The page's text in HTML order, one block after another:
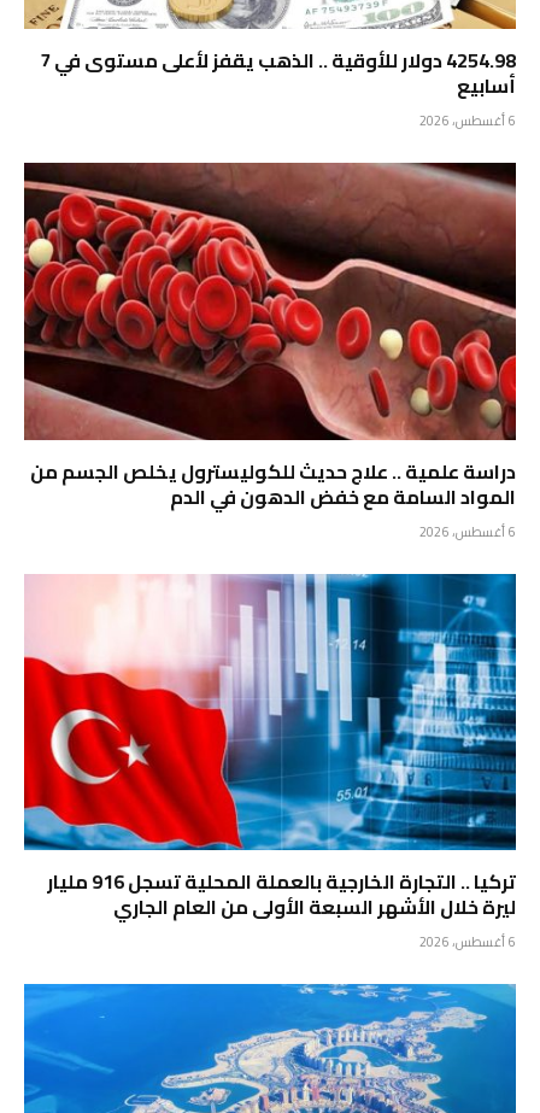
4254.98 دولار للأوقية .. الذهب يقفز لأعلى مستوى في 7
أسابيع
6 أغسطس، 2026
دراسة علمية .. علاج حديث للكوليسترول يخلص الجسم من
المواد السامة مع خفض الدهون في الدم
6 أغسطس، 2026
تركيا .. التجارة الخارجية بالعملة المحلية تسجل 916 مليار
ليرة خلال الأشهر السبعة الأولى من العام الجاري
6 أغسطس، 2026